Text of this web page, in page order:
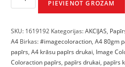
PIEVIENOT GROZAM
SKU: 1619192 Kategorijas:AKCIJAS,
A4 Birkas:#imagecoloraction,A4 80gm
papīrs,A4 krāsu papīrs drukai, Image
Coloraction papīrs, papīrs drukai, papīrs